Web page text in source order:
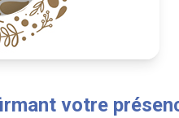
votre